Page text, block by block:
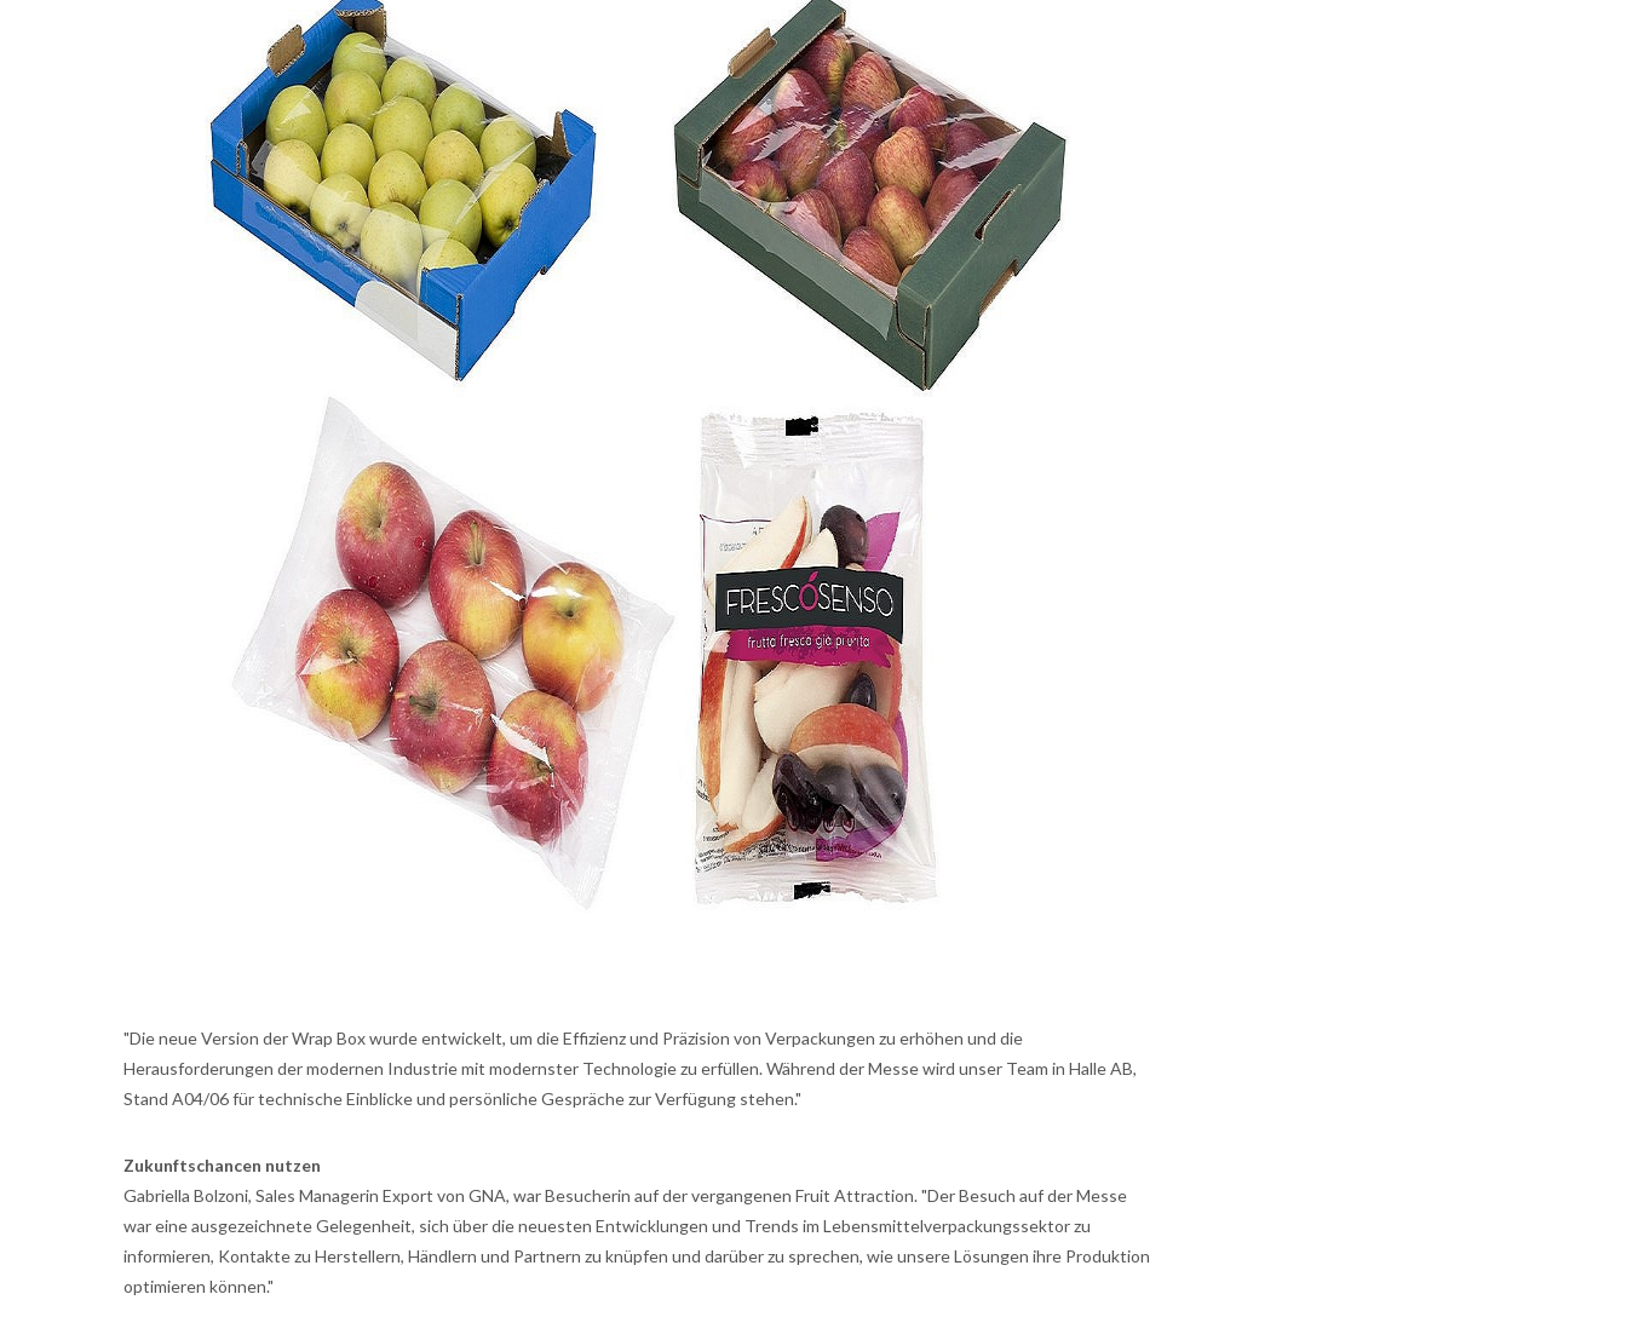
"Die neue Version der Wrap Box wurde entwickelt, um die Effizienz und Präzision von Verpackungen zu erhöhen und die
Herausforderungen der modernen Industrie mit modernster Technologie zu erfüllen. Während der Messe wird unser Team in Halle AB,
Stand A04/06 für technische Einblicke und persönliche Gespräche zur Verfügung stehen."
Zukunftschancen nutzen
Gabriella Bolzoni, Sales Managerin Export von GNA, war Besucherin auf der vergangenen Fruit Attraction. "Der Besuch auf der Messe
war eine ausgezeichnete Gelegenheit, sich über die neuesten Entwicklungen und Trends im Lebensmittelverpackungssektor zu
informieren, Kontakte zu Herstellern, Händlern und Partnern zu knüpfen und darüber zu sprechen, wie unsere Lösungen ihre Produktion
optimieren können."